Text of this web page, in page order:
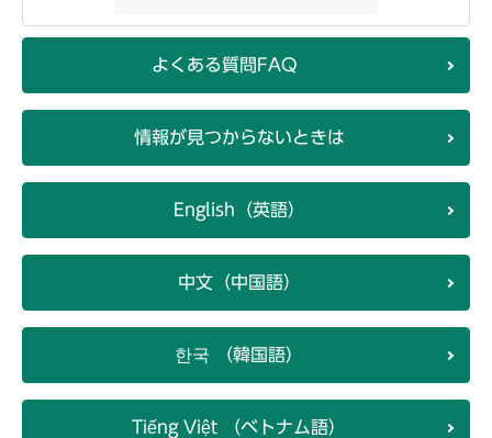
よくある質問FAQ
情報が見つからないときは
English（英語）
中文（中国語）
한국 （韓国語）
Tiếng Việt （ベトナム語）